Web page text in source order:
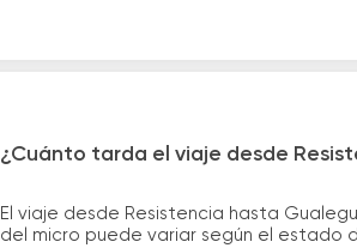
¿Cuánto tarda el viaje desde
El viaje desde Resistencia hasta
del micro puede variar según el estado